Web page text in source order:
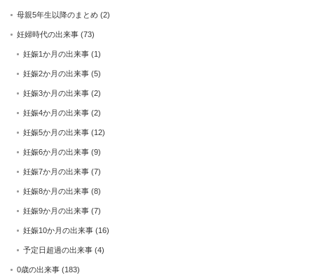
母親5年生以降のまとめ (2)
妊婦時代の出来事 (73)
妊娠1か月の出来事 (1)
妊娠2か月の出来事 (5)
妊娠3か月の出来事 (2)
妊娠4か月の出来事 (2)
妊娠5か月の出来事 (12)
妊娠6か月の出来事 (9)
妊娠7か月の出来事 (7)
妊娠8か月の出来事 (8)
妊娠9か月の出来事 (7)
妊娠10か月の出来事 (16)
予定日超過の出来事 (4)
0歳の出来事 (183)